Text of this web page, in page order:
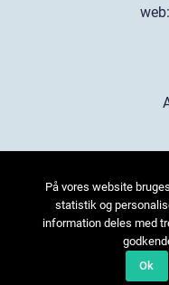
web:
På vores website
statistik og
information deles med
Ok